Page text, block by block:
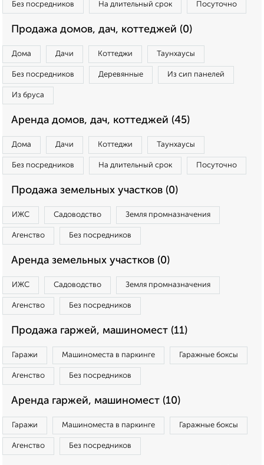
Без посредников На длительный срок Посуточно
Продажа домов, дач, коттеджей (0)
Дома Дачи Коттеджи Таунхаусы
Без посредников Деревянные Из сип панелей
Из бруса
Аренда домов, дач, коттеджей (45)
Дома Дачи Коттеджи Таунхаусы
Без посредников На длительный срок Посуточно
Продажа земельных участков (0)
ИЖС Садоводство Земля промназначения
Агенство Без посредников
Аренда земельных участков (0)
ИЖС Садоводство Земля промназначения
Агенство Без посредников
Продажа гаржей, машиномест (11)
Гаражи Машиноместа в паркинге Гаражные боксы
Агенство Без посредников
Аренда гаржей, машиномест (10)
Гаражи Машиноместа в паркинге Гаражные боксы
Агенство Без посредников